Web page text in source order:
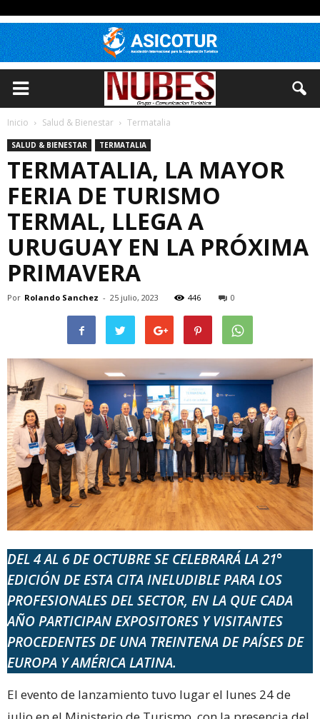
Inicio Salud & Bienestar Termatalia
SALUD & BIENESTAR TERMATALIA
TERMATALIA, LA MAYOR
FERIA DE TURISMO
TERMAL, LLEGA A
URUGUAY EN LA PRÓXIMA
PRIMAVERA
Por Rolando Sanchez - 25 julio, 2023 446 0
DEL 4 AL 6 DE OCTUBRE SE CELEBRARÁ LA 21°
EDICIÓN DE ESTA CITA INELUDIBLE PARA LOS
PROFESIONALES DEL SECTOR, EN LA QUE CADA
AÑO PARTICIPAN EXPOSITORES Y VISITANTES
PROCEDENTES DE UNA TREINTENA DE PAÍSES DE
EUROPA Y AMÉRICA LATINA.
El evento de lanzamiento tuvo lugar el lunes 24 de